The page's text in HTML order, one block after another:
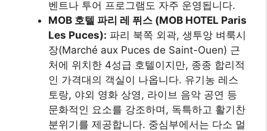
벤트나 투어 프로그램도 자주 운영됩니다.
MOB 호텔 파리 레 퓌스 (MOB HOTEL Paris
Les Puces): 파리 북쪽 외곽, 생투앙 벼룩시
장(Marché aux Puces de Saint-Ouen) 근
처에 위치한 4성급 호텔이지만, 종종 합리적
인 가격대의 객실이 나옵니다. 유기농 레스
토랑, 야외 영화 상영, 라이브 음악 공연 등
문화적인 요소를 강조하며, 독특하고 활기찬
분위기를 제공합니다. 중심부에서는 다소 멀